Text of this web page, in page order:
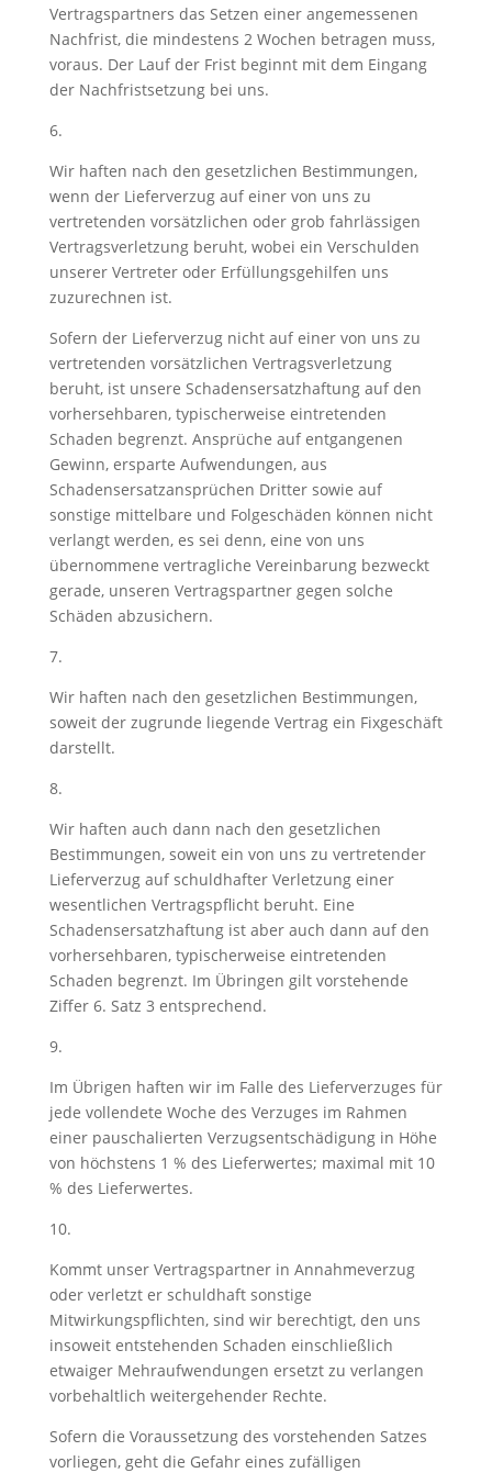
Vertragspartners das Setzen einer angemessenen
Nachfrist, die mindestens 2 Wochen betragen muss,
voraus. Der Lauf der Frist beginnt mit dem Eingang
der Nachfristsetzung bei uns.
6.
Wir haften nach den gesetzlichen Bestimmungen,
wenn der Lieferverzug auf einer von uns zu
vertretenden vorsätzlichen oder grob fahrlässigen
Vertragsverletzung beruht, wobei ein Verschulden
unserer Vertreter oder Erfüllungsgehilfen uns
zuzurechnen ist.
Sofern der Lieferverzug nicht auf einer von uns zu
vertretenden vorsätzlichen Vertragsverletzung
beruht, ist unsere Schadensersatzhaftung auf den
vorhersehbaren, typischerweise eintretenden
Schaden begrenzt. Ansprüche auf entgangenen
Gewinn, ersparte Aufwendungen, aus
Schadensersatzansprüchen Dritter sowie auf
sonstige mittelbare und Folgeschäden können nicht
verlangt werden, es sei denn, eine von uns
übernommene vertragliche Vereinbarung bezweckt
gerade, unseren Vertragspartner gegen solche
Schäden abzusichern.
7.
Wir haften nach den gesetzlichen Bestimmungen,
soweit der zugrunde liegende Vertrag ein Fixgeschäft
darstellt.
8.
Wir haften auch dann nach den gesetzlichen
Bestimmungen, soweit ein von uns zu vertretender
Lieferverzug auf schuldhafter Verletzung einer
wesentlichen Vertragspflicht beruht. Eine
Schadensersatzhaftung ist aber auch dann auf den
vorhersehbaren, typischerweise eintretenden
Schaden begrenzt. Im Übringen gilt vorstehende
Ziffer 6. Satz 3 entsprechend.
9.
Im Übrigen haften wir im Falle des Lieferverzuges für
jede vollendete Woche des Verzuges im Rahmen
einer pauschalierten Verzugsentschädigung in Höhe
von höchstens 1 % des Lieferwertes; maximal mit 10
% des Lieferwertes.
10.
Kommt unser Vertragspartner in Annahmeverzug
oder verletzt er schuldhaft sonstige
Mitwirkungspflichten, sind wir berechtigt, den uns
insoweit entstehenden Schaden einschließlich
etwaiger Mehraufwendungen ersetzt zu verlangen
vorbehaltlich weitergehender Rechte.
Sofern die Voraussetzung des vorstehenden Satzes
vorliegen, geht die Gefahr eines zufälligen